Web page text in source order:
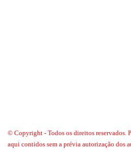
© Copyright - Todos os direitos reservados.
aqui contidos sem a prévia autorização dos